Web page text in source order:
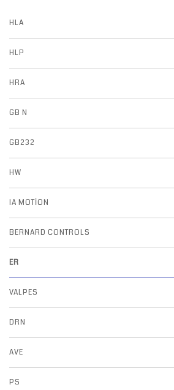
HLA
HLP
HRA
GB N
GB232
HW
IA MOTION
BERNARD CONTROLS
ER
VALPES
DRN
AVE
PS